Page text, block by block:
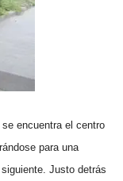
encuentra el centro
para una
Justo detrás